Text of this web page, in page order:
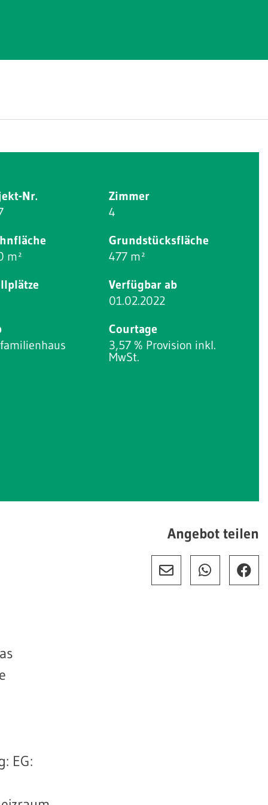
Nr.
Zimmer
4
m²
Grundstücksfläche
477 m²
Verfügbar ab
01.02.2022
Courtage
3,57 % Provision inkl.
MwSt.
EG:
Angebot teilen